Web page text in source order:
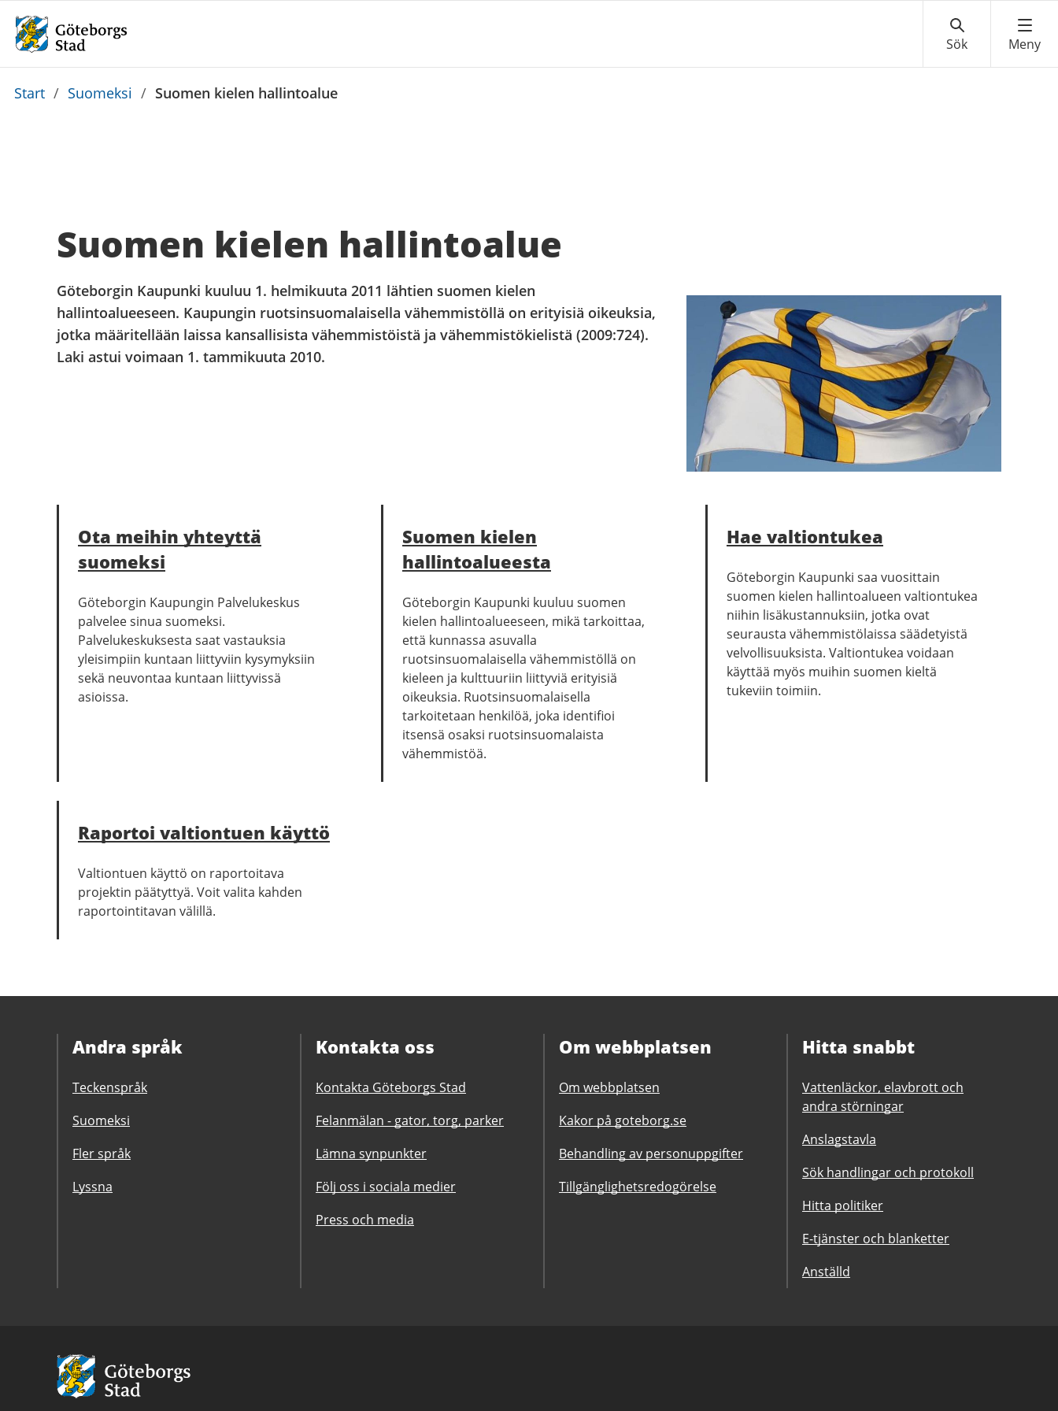
Du
Start / Suomeksi / Suomen kielen hallintoalue
Suomen kielen hallintoalue
Göteborgin Kaupunki kuuluu 1. helmikuuta 2011 lähtien suomen kielen
hallintoalueeseen. Kaupungin ruotsinsuomalaisella vähemmistöllä on erityisiä oikeuksia,
jotka määritellään laissa kansallisista vähemmistöistä ja vähemmistökielistä (2009:724).
Laki astui voimaan 1. tammikuuta 2010.
Ota meihin yhteyttä
suomeksi
Göteborgin Kaupungin Palvelukeskus
palvelee sinua suomeksi.
Palvelukeskuksesta saat vastauksia
yleisimpiin kuntaan liittyviin kysymyksiin
sekä neuvontaa kuntaan liittyvissä
asioissa.
Suomen kielen
hallintoalueesta
Göteborgin Kaupunki kuuluu suomen
kielen hallintoalueeseen, mikä tarkoittaa,
että kunnassa asuvalla
ruotsinsuomalaisella vähemmistöllä on
kieleen ja kulttuuriin liittyviä erityisiä
oikeuksia. Ruotsinsuomalaisella
tarkoitetaan henkilöä, joka identifioi
itsensä osaksi ruotsinsuomalaista
vähemmistöä.
Hae valtiontukea
Göteborgin Kaupunki saa vuosittain
suomen kielen hallintoalueen valtiontukea
niihin lisäkustannuksiin, jotka ovat
seurausta vähemmistölaissa säädetyistä
velvollisuuksista. Valtiontukea voidaan
käyttää myös muihin suomen kieltä
tukeviin toimiin.
Raportoi valtiontuen käyttö
Valtiontuen käyttö on raportoitava
projektin päätyttyä. Voit valita kahden
raportointitavan välillä.
Andra språk
Teckenspråk
Suomeksi
Fler språk
Lyssna
Kontakta oss
Kontakta Göteborgs Stad
Felanmälan - gator, torg, parker
Lämna synpunkter
Följ oss i sociala medier
Press och media
Om webbplatsen
Om webbplatsen
Kakor på goteborg.se
Behandling av personuppgifter
Tillgänglighetsredogörelse
Hitta snabbt
Vattenläckor, elavbrott och
andra störningar
Anslagstavla
Sök handlingar och protokoll
Hitta politiker
E-tjänster och blanketter
Anställd
Avsändare:
Göteborgs
Stad